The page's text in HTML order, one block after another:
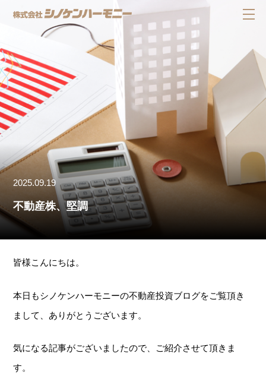
2025.09.19
不動産株、堅調
皆様こんにちは。
本日もシノケンハーモニーの不動産投資ブログをご覧頂き
まして、ありがとうございます。
気になる記事がございましたので、ご紹介させて頂きま
す。